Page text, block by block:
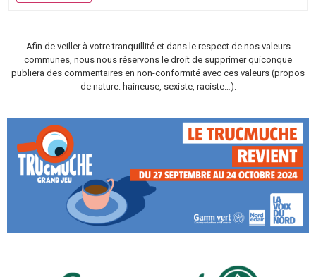
Afin de veiller à votre tranquillité et dans le respect de nos valeurs
communes, nous nous réservons le droit de supprimer quiconque
publiera des commentaires en non-conformité avec ces valeurs (propos
de nature: haineuse, sexiste, raciste…).